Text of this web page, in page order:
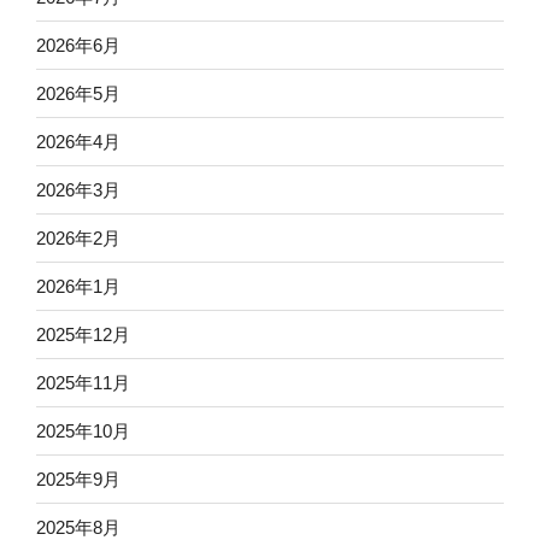
2026年6月
2026年5月
2026年4月
2026年3月
2026年2月
2026年1月
2025年12月
2025年11月
2025年10月
2025年9月
2025年8月